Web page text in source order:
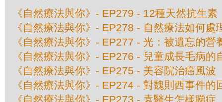
《自然療法與你》- EP279 - 12種天然抗生素
《自然療法與你》- EP278 - 自然療法如何處
《自然療法與你》- EP277 - 光：被遺忘的營
《自然療法與你》- EP276 - 兒童成長毛病的
《自然療法與你》- EP275 - 美容院治癌風波
《自然療法與你》- EP274 - 對魏則西事件的
《自然療法與你》- EP273 - 袁醫生怎樣睇症